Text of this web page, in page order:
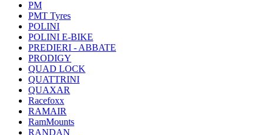
PM
PMT Tyres
POLINI
POLINI E-BIKE
PREDIERI - ABBATE
PRODIGY
QUAD LOCK
QUATTRINI
QUAXAR
Racefoxx
RAMAIR
RamMounts
RANDAN